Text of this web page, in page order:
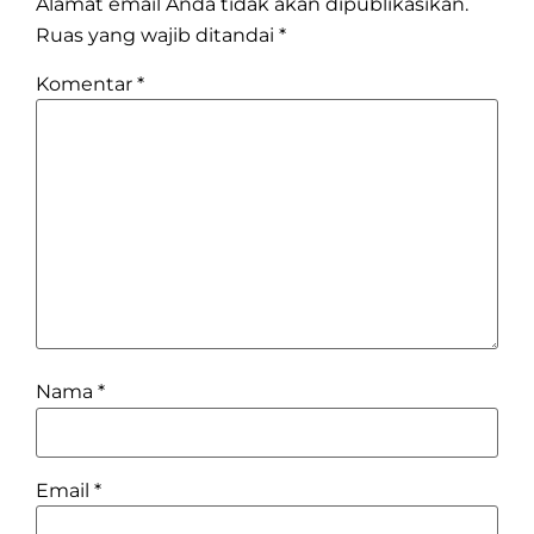
Ruas yang wajib ditandai *
Komentar *
Nama *
Email *